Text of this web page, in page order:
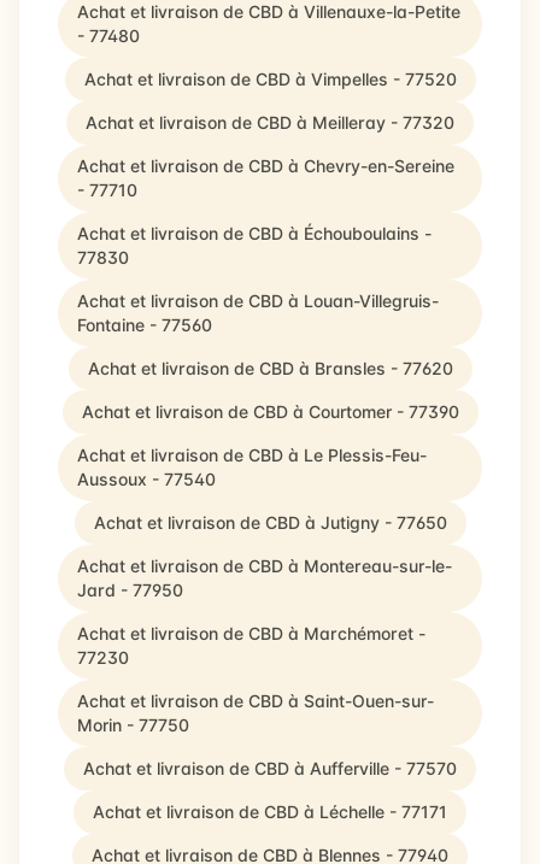
Achat et livraison de CBD à Villenauxe-la-Petite
- 77480
Achat et livraison de CBD à Vimpelles - 77520
Achat et livraison de CBD à Meilleray - 77320
Achat et livraison de CBD à Chevry-en-Sereine
- 77710
Achat et livraison de CBD à Échouboulains -
77830
Achat et livraison de CBD à Louan-Villegruis-
Fontaine - 77560
Achat et livraison de CBD à Bransles - 77620
Achat et livraison de CBD à Courtomer - 77390
Achat et livraison de CBD à Le Plessis-Feu-
Aussoux - 77540
Achat et livraison de CBD à Jutigny - 77650
Achat et livraison de CBD à Montereau-sur-le-
Jard - 77950
Achat et livraison de CBD à Marchémoret -
77230
Achat et livraison de CBD à Saint-Ouen-sur-
Morin - 77750
Achat et livraison de CBD à Aufferville - 77570
Achat et livraison de CBD à Léchelle - 77171
Achat et livraison de CBD à Blennes - 77940